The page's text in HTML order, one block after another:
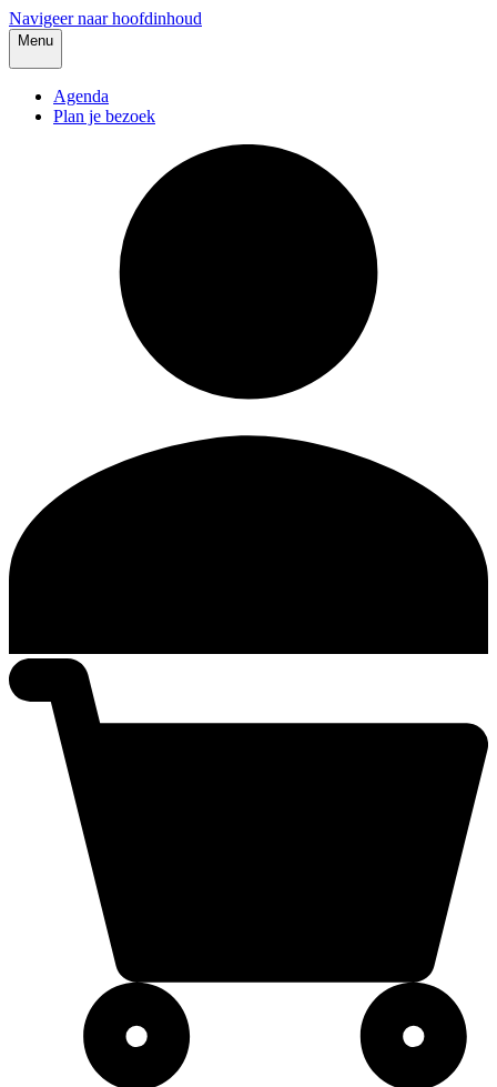
Navigeer naar hoofdinhoud
Menu
Agenda
Plan je bezoek